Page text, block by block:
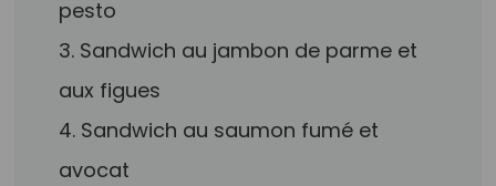
pesto
3. Sandwich au jambon de parme et
aux figues
4. Sandwich au saumon fumé et
avocat